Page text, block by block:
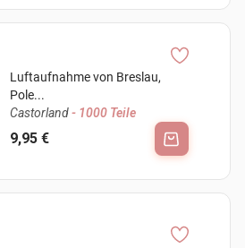
Luftaufnahme von Breslau,
Pole...
Castorland- 1000 Teile
9,95 €